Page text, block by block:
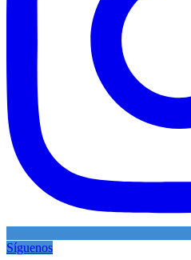
Síguenos